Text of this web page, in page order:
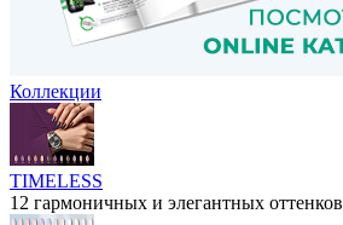
Коллекции
TIMELESS
12 гармоничных и элегантных оттенков